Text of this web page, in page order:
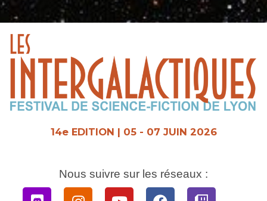
Aller
14e EDITION | 05 - 07 JUIN 2026
Nous suivre sur les réseaux :
DiscordInstagramYoutubeFacebookTwitch